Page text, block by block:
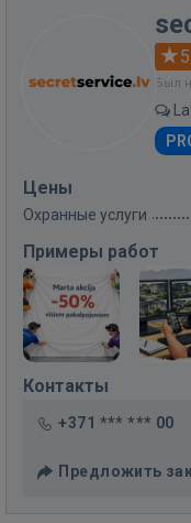
Был
Цены
Охранные услуги
Примеры работ
Контакты
+371 *** *** 00
Предложить